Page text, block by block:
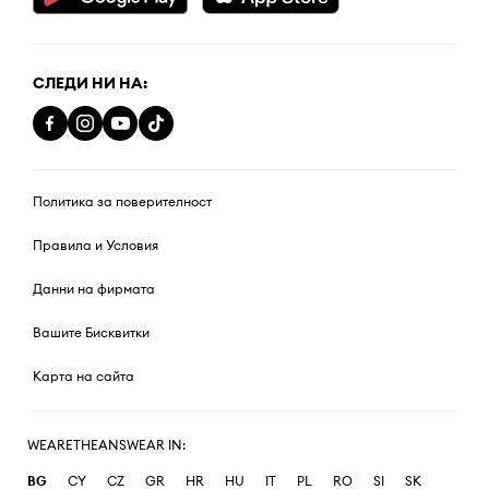
СЛЕДИ НИ НА:
Политика за поверителност
Правила и Условия
Данни на фирмата
Вашите Бисквитки
Карта на сайта
WEARETHEANSWEAR IN:
BG CY CZ GR HR HU IT PL RO SI SK